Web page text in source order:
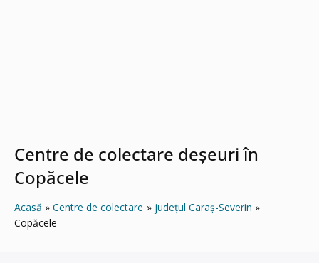
Centre de colectare deșeuri în
Copăcele
Acasă Centre de colectare
județul Caraș-Severin
Copăcele